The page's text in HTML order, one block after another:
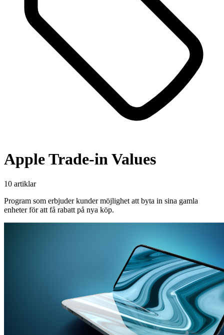
Apple Trade-in Values
10 artiklar
Program som erbjuder kunder möjlighet att byta in sina gamla
enheter för att få rabatt på nya köp.